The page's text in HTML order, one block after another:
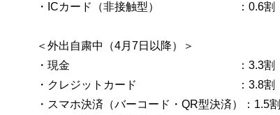
・ICカード（非接触型） ：0.6割
＜外出自粛中（4月7日以降）＞
・現金 ：3.3割
・クレジットカード ：3.8割
・スマホ決済（バーコード・QR型決済）：1.5割